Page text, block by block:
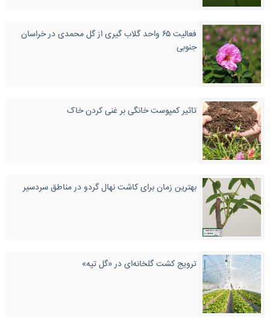
فعالیت ۶۵ واحد گلاب گیری از گل محمدی در خراسان
جنوبی
تاثیر کمپوست خانگی بر غنی کردن خاک
بهترین زمان برای کاشت نهال گردو در مناطق سردسیر
ترویج کشت گلخانه‌ای در «گل تپه»